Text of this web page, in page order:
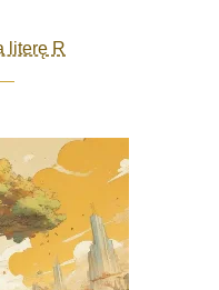
literę R